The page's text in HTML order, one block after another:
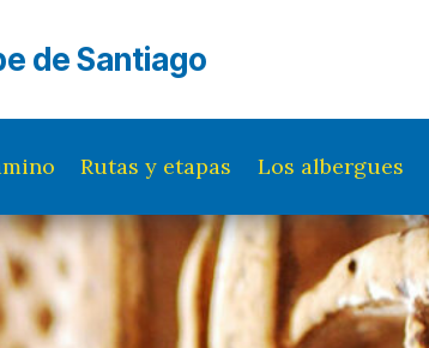
de Santiago
Rutas y etapas Los albergues